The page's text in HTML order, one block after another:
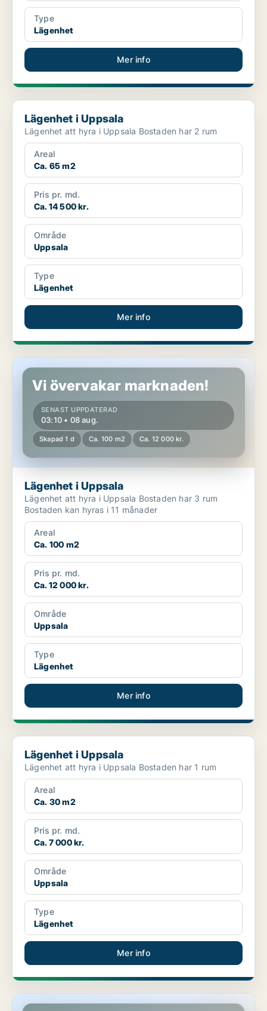
Type
Lägenhet
Mer info
Lägenhet i Uppsala
Lägenhet i Uppsala
Lägenhet att hyra i Uppsala Bostaden har 2 rum
Areal
Ca. 65 m2
Pris pr. md.
Ca. 14 500 kr.
Område
Uppsala
Type
Lägenhet
Mer info
Lägenhet i Uppsala
Vi övervakar marknaden!
SENAST UPPDATERAD
03:10 • 08 aug.
Skapad 1 d Ca. 100 m2 Ca. 12 000 kr.
Lägenhet i Uppsala
Lägenhet att hyra i Uppsala Bostaden har 3 rum
Bostaden kan hyras i 11 månader
Areal
Ca. 100 m2
Pris pr. md.
Ca. 12 000 kr.
Område
Uppsala
Type
Lägenhet
Mer info
Lägenhet i Uppsala
Lägenhet i Uppsala
Lägenhet att hyra i Uppsala Bostaden har 1 rum
Areal
Ca. 30 m2
Pris pr. md.
Ca. 7 000 kr.
Område
Uppsala
Type
Lägenhet
Mer info
Lägenhet i Uppsala